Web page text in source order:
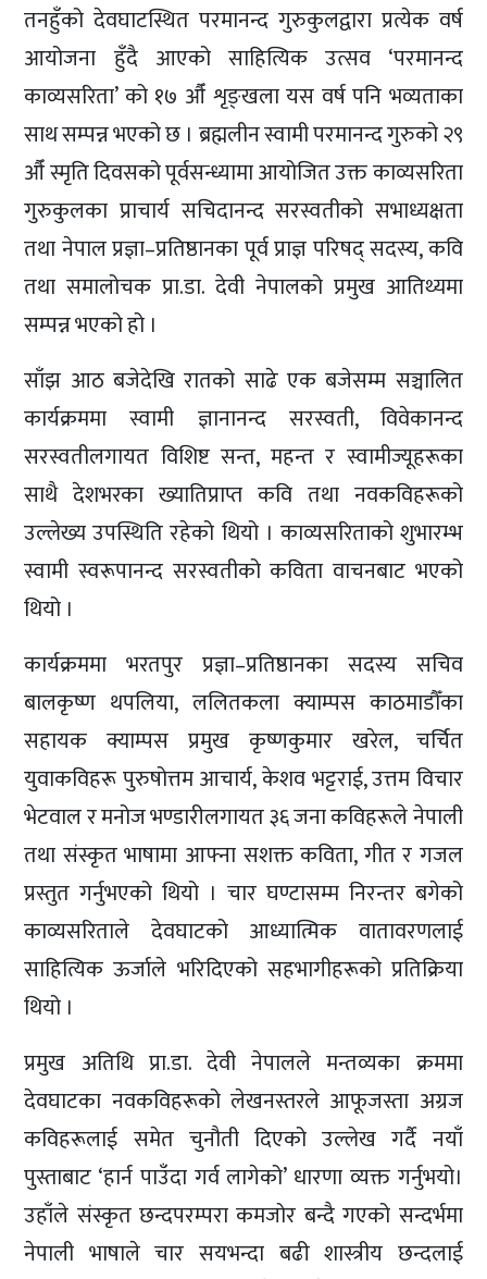
तनहुँको देवघाटस्थित परमानन्द गुरुकुलद्वारा प्रत्येक वर्ष
आयोजना हुँदै आएको साहित्यिक उत्सव ‘परमानन्द
काव्यसरिता’ को १७ औँ शृङ्खला यस वर्ष पनि भव्यताका
साथ सम्पन्न भएको छ । ब्रह्मलीन स्वामी परमानन्द गुरुको २९
औँ स्मृति दिवसको पूर्वसन्ध्यामा आयोजित उक्त काव्यसरिता
गुरुकुलका प्राचार्य सचिदानन्द सरस्वतीको सभाध्यक्षता
तथा नेपाल प्रज्ञा–प्रतिष्ठानका पूर्व प्राज्ञ परिषद् सदस्य, कवि
तथा समालोचक प्रा.डा. देवी नेपालको प्रमुख आतिथ्यमा
सम्पन्न भएको हो ।
साँझ आठ बजेदेखि रातको साढे एक बजेसम्म सञ्चालित
कार्यक्रममा स्वामी ज्ञानानन्द सरस्वती, विवेकानन्द
सरस्वतीलगायत विशिष्ट सन्त, महन्त र स्वामीज्यूहरूका
साथै देशभरका ख्यातिप्राप्त कवि तथा नवकविहरूको
उल्लेख्य उपस्थिति रहेको थियो । काव्यसरिताको शुभारम्भ
स्वामी स्वरूपानन्द सरस्वतीको कविता वाचनबाट भएको
थियो ।
कार्यक्रममा भरतपुर प्रज्ञा–प्रतिष्ठानका सदस्य सचिव
बालकृष्ण थपलिया, ललितकला क्याम्पस काठमाडौँका
सहायक क्याम्पस प्रमुख कृष्णकुमार खरेल, चर्चित
युवाकविहरू पुरुषोत्तम आचार्य, केशव भट्टराई, उत्तम विचार
भेटवाल र मनोज भण्डारीलगायत ३६ जना कविहरूले नेपाली
तथा संस्कृत भाषामा आफ्ना सशक्त कविता, गीत र गजल
प्रस्तुत गर्नुभएको थियो । चार घण्टासम्म निरन्तर बगेको
काव्यसरिताले देवघाटको आध्यात्मिक वातावरणलाई
साहित्यिक ऊर्जाले भरिदिएको सहभागीहरूको प्रतिक्रिया
थियो ।
प्रमुख अतिथि प्रा.डा. देवी नेपालले मन्तव्यका क्रममा
देवघाटका नवकविहरूको लेखनस्तरले आफूजस्ता अग्रज
कविहरूलाई समेत चुनौती दिएको उल्लेख गर्दै नयाँ
पुस्ताबाट ‘हार्न पाउँदा गर्व लागेको’ धारणा व्यक्त गर्नुभयो।
उहाँले संस्कृत छन्दपरम्परा कमजोर बन्दै गएको सन्दर्भमा
नेपाली भाषाले चार सयभन्दा बढी शास्त्रीय छन्दलाई